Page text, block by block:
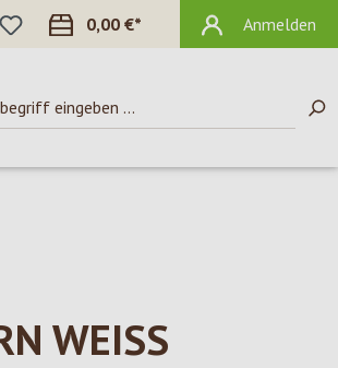
DU HAST 0 PRODUKTE AUF DEM
0,00 €* Anmelden
WEISS